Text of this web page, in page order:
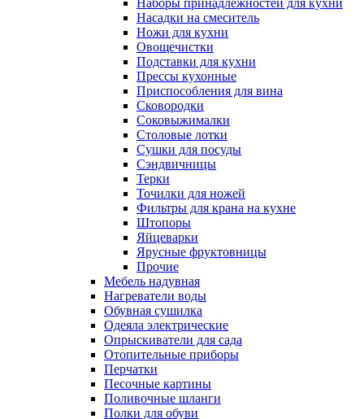
Наборы принадлежностей для кухни
Насадки на смеситель
Ножи для кухни
Овощечистки
Подставки для кухни
Прессы кухонные
Приспособления для вина
Сковородки
Соковыжималки
Столовые лотки
Сушки для посуды
Сэндвичницы
Терки
Точилки для ножей
Фильтры для крана на кухне
Штопоры
Яйцеварки
Ярусные фруктовницы
Прочие
Мебель надувная
Нагреватели воды
Обувная сушилка
Одеяла электрические
Опрыскиватели для сада
Отопительные приборы
Перчатки
Песочные картины
Поливочные шланги
Полки для обуви